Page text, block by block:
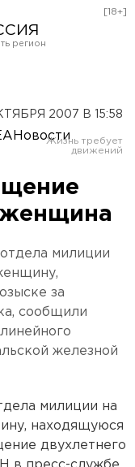
[18+]
2007 В 15:58
женщина
милиции
за
сообщили
железной
милиции на
находящуюся
двухлетнего